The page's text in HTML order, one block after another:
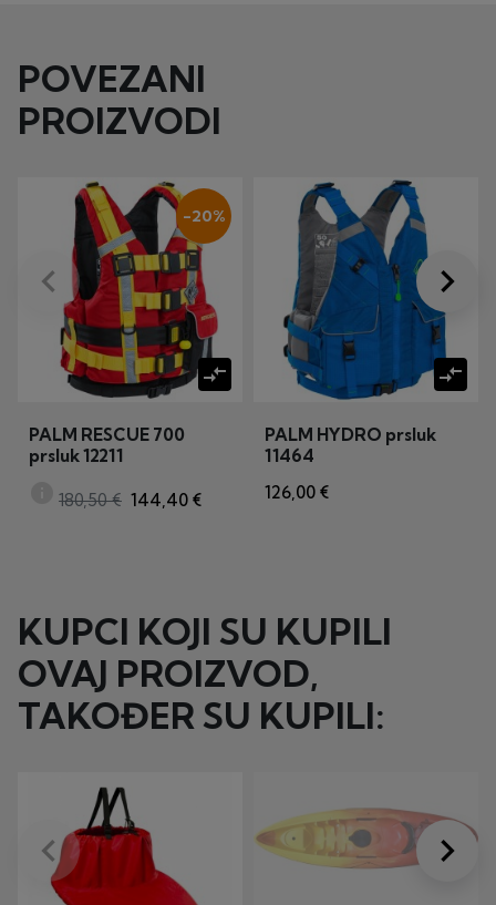
POVEZANI
PROIZVODI
-20%
compare_arrows
PALM RESCUE 700
prsluk 12211
180,50 € 144,40 €
compare_arrows
PALM HYDRO prsluk
11464
126,00 €
Prije
keyboard_arrow_left Dalje
keyboard_arrow_right
KUPCI KOJI SU KUPILI
OVAJ PROIZVOD,
TAKOĐER SU KUPILI:
Prije
keyboard_arrow_left Dalje
keyboard_arrow_right